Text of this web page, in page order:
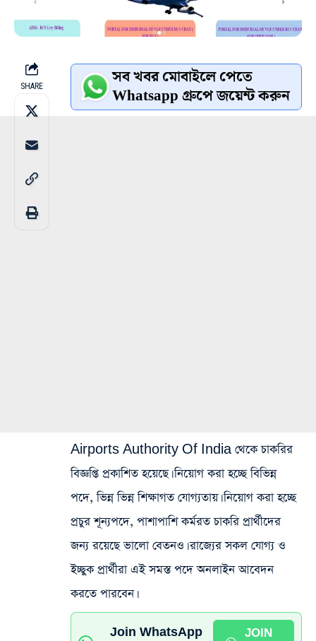
SHARE সব খবর মোবাইলে পেতে
Whatsapp গ্রুপে জয়েন্ট করুন
Airports Authority Of India থেকে চাকরির
বিজ্ঞপ্তি প্রকাশিত হয়েছে। নিয়োগ করা হচ্ছে বিভিন্ন
পদে, ভিন্ন ভিন্ন শিক্ষাগত যোগ্যতায়। নিয়োগ করা হচ্ছে
প্রচুর শূন্যপদে, পাশাপাশি কর্মরত চাকরি প্রার্থীদের
জন্য রয়েছে ভালো বেতনও। রাজ্যের সকল যোগ্য ও
ইচ্ছুক প্রার্থীরা এই সমস্ত পদে অনলাইন আবেদন
করতে পারবেন।
Join WhatsApp
JOIN